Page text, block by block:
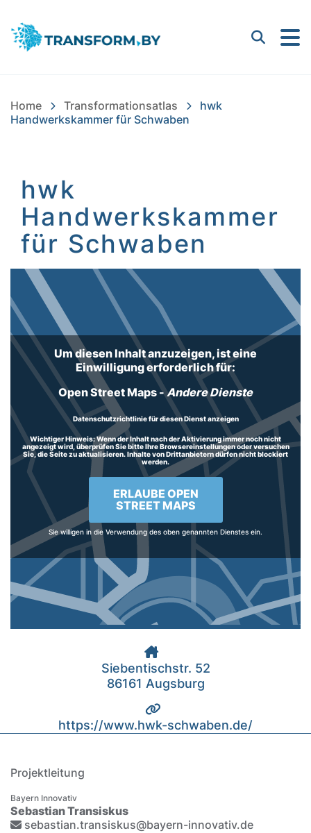
Bayern Innovativ GmbH
Suchen
Home Transformationsatlas
hwk
Handwerkskammer für Schwaben
hwk
Handwerkskammer
für Schwaben
Inhalt
Um diesen Inhalt anzuzeigen, ist eine
Einwilligung erforderlich für:
Open Street Maps -Andere Dienste
Datenschutzrichtlinie für diesen Dienst anzeigen
Wichtiger Hinweis:Wenn der Inhalt nach der Aktivierung immer noch nicht
angezeigt wird, überprüfen Sie bitte Ihre Browsereinstellungen oder versuchen
Sie, die Seite zu aktualisieren. Inhalte von Drittanbietern dürfen nicht blockiert
werden.
ERLAUBE OPEN
STREET MAPS
Sie willigen in die Verwendung des oben genannten Dienstes ein.
Siebentischstr. 52
86161 Augsburg
https://www.hwk-schwaben.de/
Projektleitung
Bayern Innovativ
Sebastian Transiskus
sebastian.transiskus@bayern-innovativ.de